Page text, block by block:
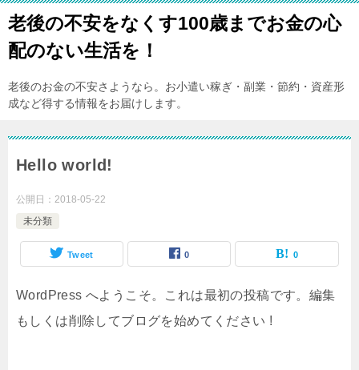
老後の不安をなくす100歳までお金の心
配のない生活を！
老後のお金の不安さようなら。お小遣い稼ぎ・副業・節約・資産形
成など得する情報をお届けします。
Hello world!
公開日： 2018-05-22
未分類
Tweet 0 0
WordPress へようこそ。これは最初の投稿です。編集
もしくは削除してブログを始めてください !